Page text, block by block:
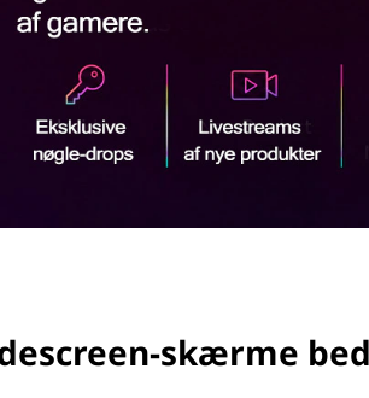
skærme